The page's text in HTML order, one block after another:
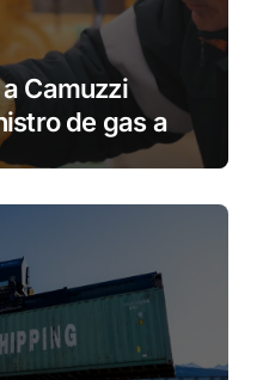
Camuzzi
de gas a